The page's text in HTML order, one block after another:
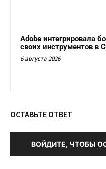
Adobe интегрировала
своих инструментов в
6 августа 2026
ОСТАВЬТЕ ОТВЕТ
ВОЙДИТЕ, ЧТОБЫ